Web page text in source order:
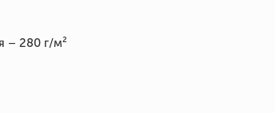
– 280 г/м²